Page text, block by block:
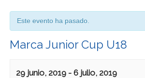
Este evento ha pasado.
Marca Junior Cup U18
29 junio, 2019 - 6 julio, 2019